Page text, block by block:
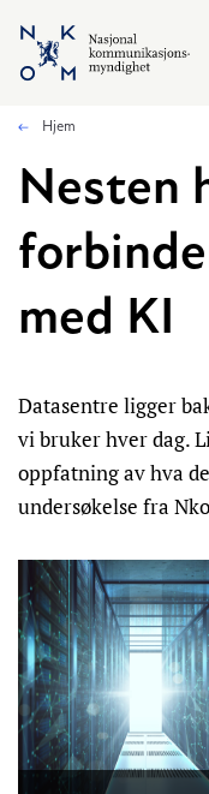
Hopp til hovedinnhold
Hjem
Nesten
med KI
Datasentre ligger
vi bruker hver dag.
oppfatning av hva
undersøkelse fra